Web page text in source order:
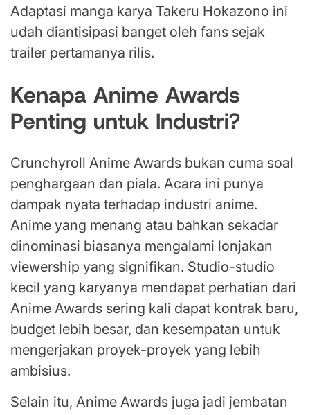
Adaptasi manga karya Takeru Hokazono ini
udah diantisipasi banget oleh fans sejak
trailer pertamanya rilis.
Kenapa Anime Awards
Penting untuk Industri?
Crunchyroll Anime Awards bukan cuma soal
penghargaan dan piala. Acara ini punya
dampak nyata terhadap industri anime.
Anime yang menang atau bahkan sekadar
dinominasi biasanya mengalami lonjakan
viewership yang signifikan. Studio-studio
kecil yang karyanya mendapat perhatian dari
Anime Awards sering kali dapat kontrak baru,
budget lebih besar, dan kesempatan untuk
mengerjakan proyek-proyek yang lebih
ambisius.
Selain itu, Anime Awards juga jadi jembatan